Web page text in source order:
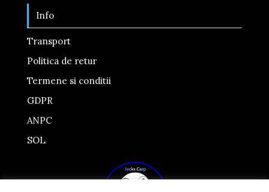
Info
Transport
Politica de retur
Termene si conditii
GDPR
ANPC
SOL